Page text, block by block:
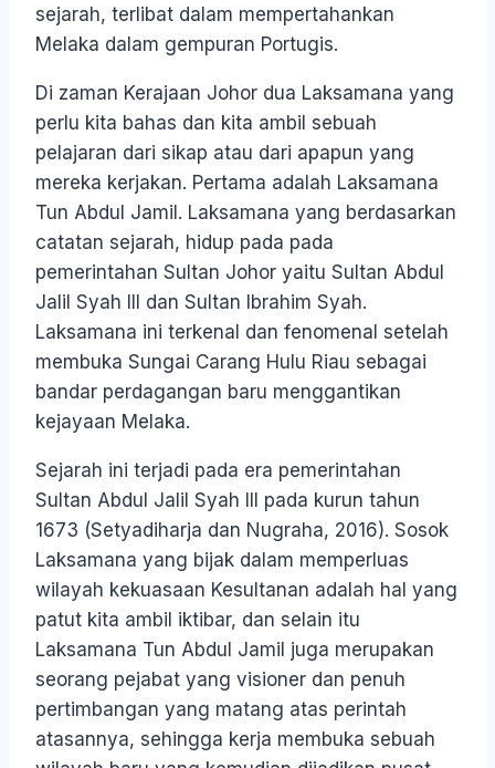
sejarah, terlibat dalam mempertahankan
Melaka dalam gempuran Portugis.
Di zaman Kerajaan Johor dua Laksamana yang
perlu kita bahas dan kita ambil sebuah
pelajaran dari sikap atau dari apapun yang
mereka kerjakan. Pertama adalah Laksamana
Tun Abdul Jamil. Laksamana yang berdasarkan
catatan sejarah, hidup pada pada
pemerintahan Sultan Johor yaitu Sultan Abdul
Jalil Syah III dan Sultan Ibrahim Syah.
Laksamana ini terkenal dan fenomenal setelah
membuka Sungai Carang Hulu Riau sebagai
bandar perdagangan baru menggantikan
kejayaan Melaka.
Sejarah ini terjadi pada era pemerintahan
Sultan Abdul Jalil Syah III pada kurun tahun
1673 (Setyadiharja dan Nugraha, 2016). Sosok
Laksamana yang bijak dalam memperluas
wilayah kekuasaan Kesultanan adalah hal yang
patut kita ambil iktibar, dan selain itu
Laksamana Tun Abdul Jamil juga merupakan
seorang pejabat yang visioner dan penuh
pertimbangan yang matang atas perintah
atasannya, sehingga kerja membuka sebuah